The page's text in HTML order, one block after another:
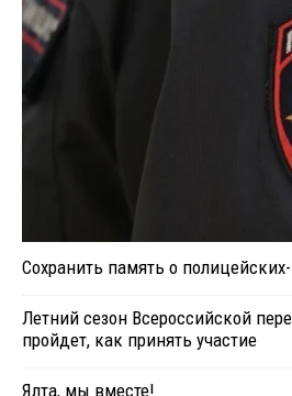
Сохранить память о
Летний сезон Всероссийской
пройдет, как принять участие
Ялта, мы вместе!